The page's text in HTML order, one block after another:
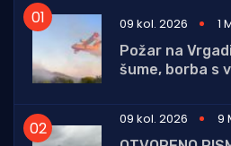
09 kol. 2026
1
Požar na
šume, borba s
09 kol. 2026
9